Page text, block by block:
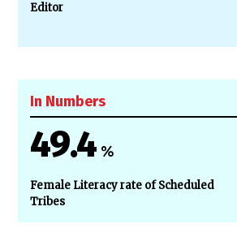
Editor
In Numbers
49.4%
Female Literacy rate of Scheduled
Tribes